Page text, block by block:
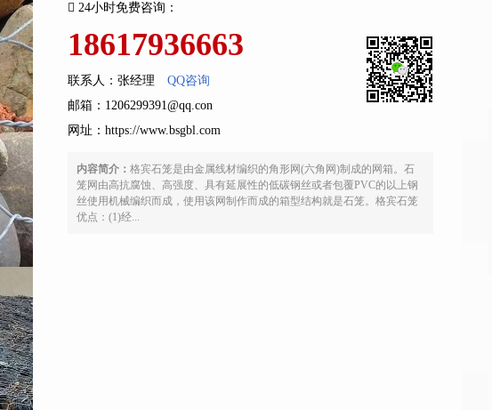
24小时免费咨询：
18617936663
联系人：张经理
QQ咨询
邮箱：1206299391@qq.con
网址： https://www.bsgbl.com
内容简介： 格宾石笼是由金属线材编织的角形网(六角网)制成的网箱。石
笼网由高抗腐蚀、高强度、具有延展性的低碳钢丝或者包覆PVC的以上钢
丝使用机械编织而成，使用该网制作而成的箱型结构就是石笼。格宾石笼
优点：(1)经...